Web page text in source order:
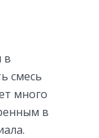
в
смесь
много
в